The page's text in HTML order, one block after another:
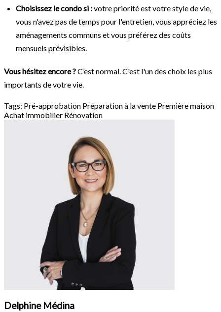
Choisissez le condo si :votre priorité est votre style de vie,
vous n'avez pas de temps pour l'entretien, vous appréciez les
aménagements communs et vous préférez des coûts
mensuels prévisibles.
Vous hésitez encore ?C’est normal. C'est l'un des choix les plus
importants de votre vie.
Tags: Pré-approbation Préparation à la vente Première maison
Achat immobilier Rénovation
Delphine Médina